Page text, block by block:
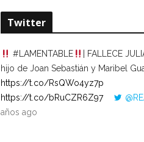
Twitter
#LAMENTABLE
| FALLECE
hijo de Joan Sebastián y Maribel
https://t.co/RsQWo4yz7p
https://t.co/bRuCZR6Z97
años ago